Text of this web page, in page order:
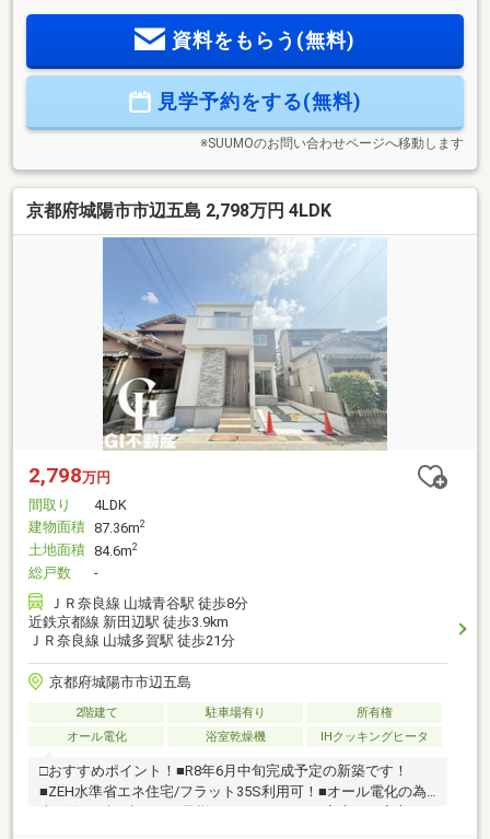
ム♪・全居室２面採光！通風採光を最大限活かした開放的で明
るい住まい♪【周辺環境】・スーパー 徒歩４分♪・コンビ
資料をもらう(無料)
見学予約をする(無料)
※SUUMOのお問い合わせページへ移動します
京都府城陽市市辺五島 2,798万円 4LDK
2,798万円
間取り
4LDK
建物面積 87.36m2
土地面積 84.6m2
総戸数
-
ＪＲ奈良線 山城青谷駅 徒歩8分
近鉄京都線 新田辺駅 徒歩3.9km
ＪＲ奈良線 山城多賀駅 徒歩21分
京都府城陽市市辺五島
2階建て 駐車場有り
所有権
オール電化
浴室乾燥機 IHクッキングヒータ
□おすすめポイント！■R8年6月中旬完成予定の新築です！
■ZEH水準省エネ住宅/フラット35S利用可！■オール電化の為